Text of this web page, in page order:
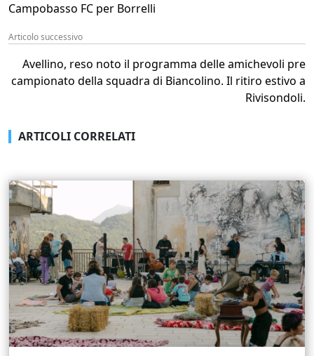
Campobasso FC per Borrelli
Articolo successivo
Avellino, reso noto il programma delle amichevoli pre
campionato della squadra di Biancolino. Il ritiro estivo a
Rivisondoli.
ARTICOLI CORRELATI